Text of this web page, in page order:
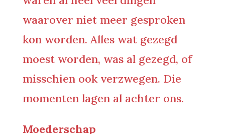
waarover niet meer gesproken
kon worden. Alles wat gezegd
moest worden, was al gezegd, of
misschien ook verzwegen. Die
momenten lagen al achter ons.
Moederschap